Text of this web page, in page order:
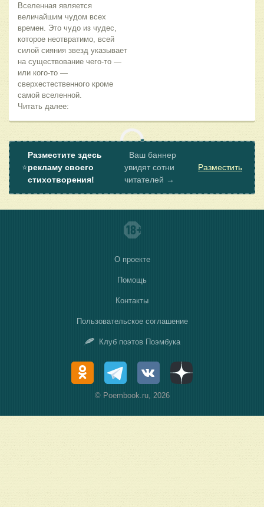
Вселенная является
величайшим чудом всех
времен. Это чудо из чудес,
которое неотвратимо, всей
силой сияния звезд указывает
на существование чего-то —
или кого-то —
сверхестественного кроме
самой вселенной.
Читать далее:
⭐
Разместите здесь
рекламу своего
стихотворения!
Ваш баннер
увидят сотни
читателей →
Разместить
О проекте
Помощь
Контакты
Пользовательское соглашение
Клуб поэтов Поэмбука
© Poembook.ru, 2026